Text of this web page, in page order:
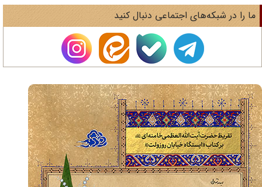
را در شبکه‌های اجتماعی دنبال کنید